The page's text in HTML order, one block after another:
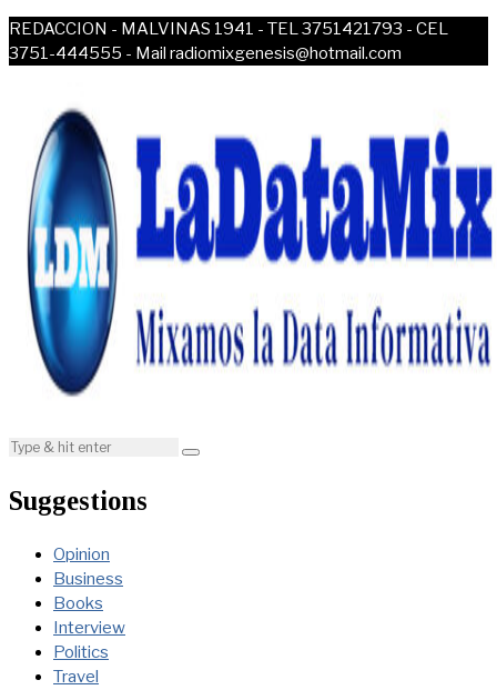
REDACCION - MALVINAS 1941 - TEL 3751421793 - CEL
3751-444555 - Mail radiomixgenesis@hotmail.com
Suggestions
Opinion
Business
Books
Interview
Politics
Travel